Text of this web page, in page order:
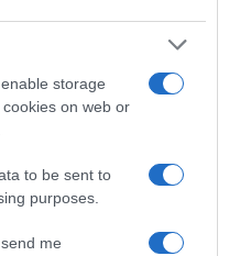
storage
on web or
to be sent to
purposes.
me
akkor képes leszel
nagyszerű. De ha
Te tudod a legjobban,